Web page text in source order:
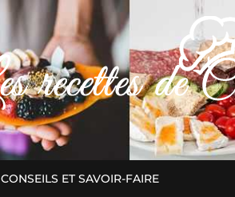
CONSEILS ET SAVOIR-FAIRE